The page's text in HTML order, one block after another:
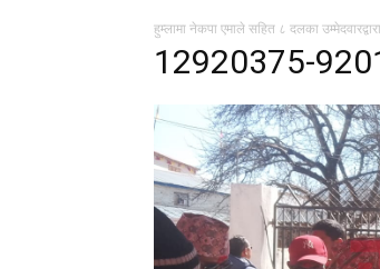
हुम्लामा नेकपा एमाले सहित ८ दलका
12920375-